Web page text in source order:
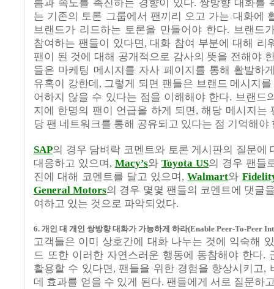
름과 속도를 촉진하는 경향이 있다. 쌍방향 대화를
는 기존의 토론 그룹에서 팬끼리 오고 가는 대화에
브랜드가 리드하는 토론을 만들어야 한다. 브랜드
참여하는 팬들이 있다면, 대화 참여 부분에 대해 리
팬이 된 것에 대해 공개적으로 감사의 뜻을 전해야
들은 마케팅 메시지를 자사 페이지를 통해 활발하
유혹이 강한데 , 그렇게 되면 팬들은 브랜드 메시지
어하지 않을 수 있다는 점을 이해해야 한다. 브랜드
지에 한명의 팬이 언급을 하게 되면,해당 메시지는
당 팬 네트워크를 통해 공유되고 있다는 점 기억해야
SAP의 경우 담벼락 코멘트와 토론 게시판의 질문에
대응하고 있으며 , Macy’s와 Toyota US의 경우 팬들
진에 대해 코멘트를 달고 있으며 ,Walmart와
General Motors의 경우 몇몇 팬들의 코멘트에 댓글
여하고 있는 것으로 파악되었다.
6. 개인 대 개인 쌍방향 대화가 가능하게 하라(Enable Peer-To-Peer
고객들은 이미 상호간에 대화 나누는 것에 익숙해
드 또한 이러한 자연스러운 행동에 동참해야 한다.
활용할 수 있다면, 팬들을 위한 경험을 향상시키고,
데 효과를 얻을 수 있게 된다. 팬들에게 서로 질문하